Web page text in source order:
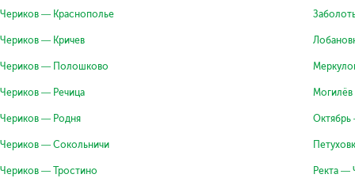
Чериков — Краснополье
Чериков — Кричев
Чериков — Полошково
Чериков — Речица
Чериков — Родня
Чериков — Сокольничи
Чериков — Тростино Ректа —